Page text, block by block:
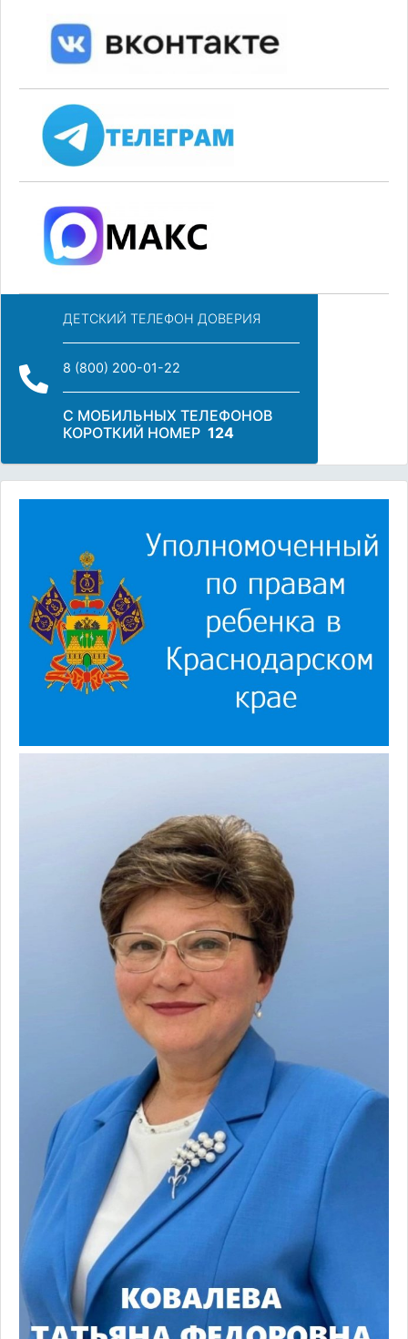
ДЕТСКИЙ ТЕЛЕФОН ДОВЕРИЯ
8 (800) 200-01-22
С МОБИЛЬНЫХ ТЕЛЕФОНОВ
КОРОТКИЙ НОМЕР 124